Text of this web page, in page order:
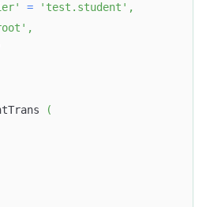
= 'test.student' ,
,
(